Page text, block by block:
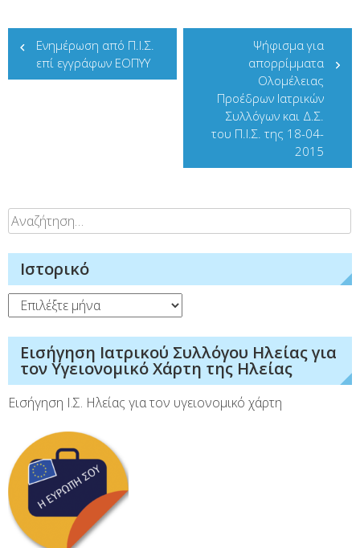
Πλοήγηση
άρθρων
Ενημέρωση από Π.Ι.Σ.
επί εγγράφων ΕΟΠΥΥ
Ψήφισμα για
απορρίμματα
Ολομέλειας
Προέδρων Ιατρικών
Συλλόγων και Δ.Σ.
του Π.Ι.Σ. της 18-04-
2015
Αναζήτηση
για:
Ιστορικό
Ιστορικό
Εισήγηση Ιατρικού Συλλόγου Ηλείας για
τον Υγειονομικό Χάρτη της Ηλείας
Εισήγηση Ι.Σ. Ηλείας για τον υγειονομικό χάρτη